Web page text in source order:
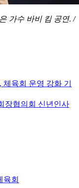
가수 바비 킴 공연. /
육회 운영 강화 기
장협의회 신년인사